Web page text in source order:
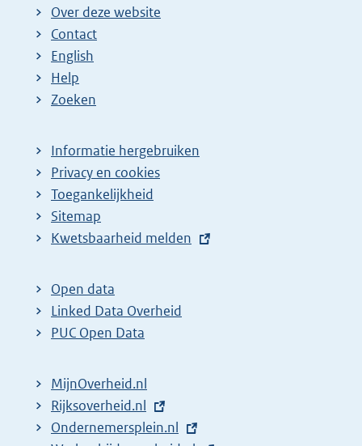
Over deze website
Contact
English
Help
Zoeken
Informatie hergebruiken
Privacy en cookies
Toegankelijkheid
Sitemap
E
t
e
r
l
i
n
Kwetsbaarheid melden
Open data
Linked Data Overheid
PUC Open Data
MijnOverheid.nl
E
x
Rijksoverheid.nl
E
Ondernemersplein.nl